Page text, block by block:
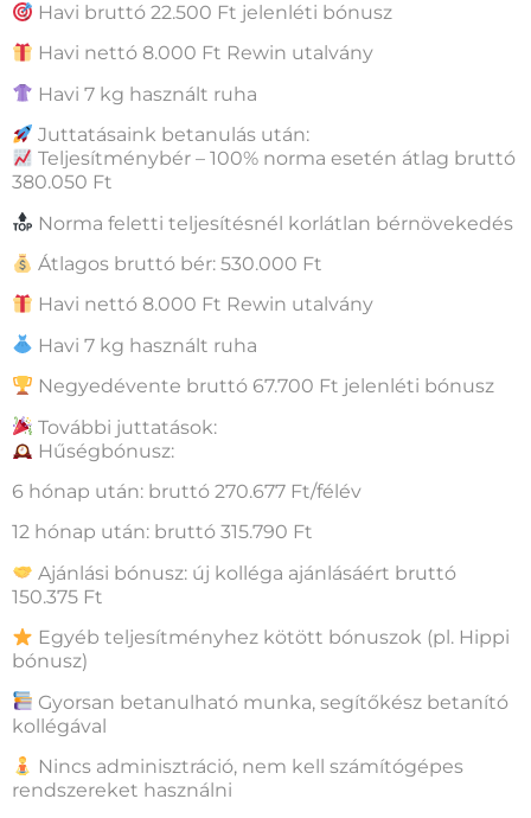
Havi bruttó 22.500 Ft jelenléti bónusz
Havi nettó 8.000 Ft Rewin utalvány
Havi 7 kg használt ruha
Juttatásaink betanulás után:
Teljesítménybér – 100% norma esetén átlag bruttó
380.050 Ft
Norma feletti teljesítésnél korlátlan bérnövekedés
Átlagos bruttó bér: 530.000 Ft
Havi nettó 8.000 Ft Rewin utalvány
Havi 7 kg használt ruha
Negyedévente bruttó 67.700 Ft jelenléti bónusz
További juttatások:
Hűségbónusz:
6 hónap után: bruttó 270.677 Ft/félév
12 hónap után: bruttó 315.790 Ft
Ajánlási bónusz: új kolléga ajánlásáért bruttó
150.375 Ft
Egyéb teljesítményhez kötött bónuszok (pl. Hippi
bónusz)
Gyorsan betanulható munka, segítőkész betanító
kollégával
Nincs adminisztráció, nem kell számítógépes
rendszereket használni